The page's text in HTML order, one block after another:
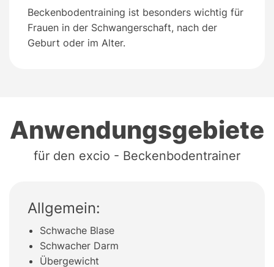
Beckenbodentraining ist besonders wichtig für
Frauen in der Schwangerschaft, nach der
Geburt oder im Alter.
Anwendungsgebiete
für den excio - Beckenbodentrainer
Allgemein:
Schwache Blase
Schwacher Darm
Übergewicht